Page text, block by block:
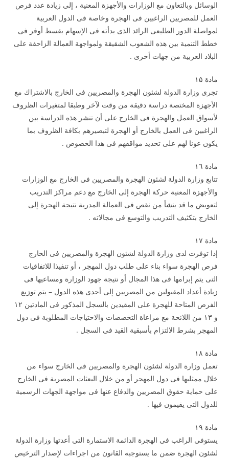
الوسائل وبالتعاون مع الوزارات والأجهزة المعنية ، إلى زيادة عدد فرص
العمل للمصريين الراغبين فى الهجرة وخاصة فى الدول العربية
لمواصلة الدور الطليعى الرائد الذى بدأته فى الإسهام بقسط أوفر فى
خطط التنمية بين هذه الشعوب الشقيقة ولمواجهة العمالة الزاحفة على
البلاد العربية من جهات أخرى .
مادة ۱۵
تجرى وزارة الدولة لشئون الهجرة والمصريين فى الخارج بالاشتراك مع
الأجهزة المختصة دراسة دقيقة من وقت لآخر وطبقا لمتغيرات الظروف
لأسواق العمل والهجرة فى الخارج على أن تنشر هذه الدراسة بين
الراغبين فى العمل بالخارج أو الهجرة لتبصيرهم بكافة الظروف بما
يكون عونا لهم على تحديد مواقفهم فى هذا الخصوص .
مادة ۱٦
تتابع وزارة الدولة لشئون الهجرة والمصريين فى الخارج مع الوزارات
والأجهزة المعنية حركة الهجرة إلى الخارج مع دعم مراكز التدريب
لتعويض ما قد ينشأ من نقص فى العمالة المدربة نتيجة الهجرة إلى
الخارج بتكثيف التدريب والتوسع فى مجالاته .
مادة ۱۷
إذا توفرت لدى وزارة الدولة لشئون الهجرة والمصريين فى الخارج
فرص الهجرة سواء بناء على طلب دول المهجر ، أو تنفيذا للاتفاقيات
التى يتم إبرامها فى هذا المجال أو نتيجة جهود الوزارة ومساعيها فى
زيادة أعداد المقبولين من المصريين إلى أحدى هذه الدول – يتم توزيع
الفرص المتاحة للهجرة على المقيدين بالسجل المذكور فى المادتين ۱۲
و ۱۳ من اللائحة مع مراعاة التخصصات والاحتياجات المطلوبة فى دول
المهجر بشرط الالتزام بأسبقية القيد فى السجل .
مادة ۱۸
تعمل وزارة الدولة لشئون الهجرة والمصريين فى الخارج سواء من
خلال ممثليها فى دول المهجر أو من خلال البعثات المصرية فى الخارج
على حماية حقوق المصريين والدفاع عنها فى مواجهة الجهات الرسمية
للدول التى يقيمون فيها .
مادة ۱۹
يستوفى الراغب فى الهجرة الدائمة الاستمارة التى أعدتها وزارة الدولة
لشئون الهجرة ضمن ما يستوجبه القانون من اجراءات لإصدار الترخيص